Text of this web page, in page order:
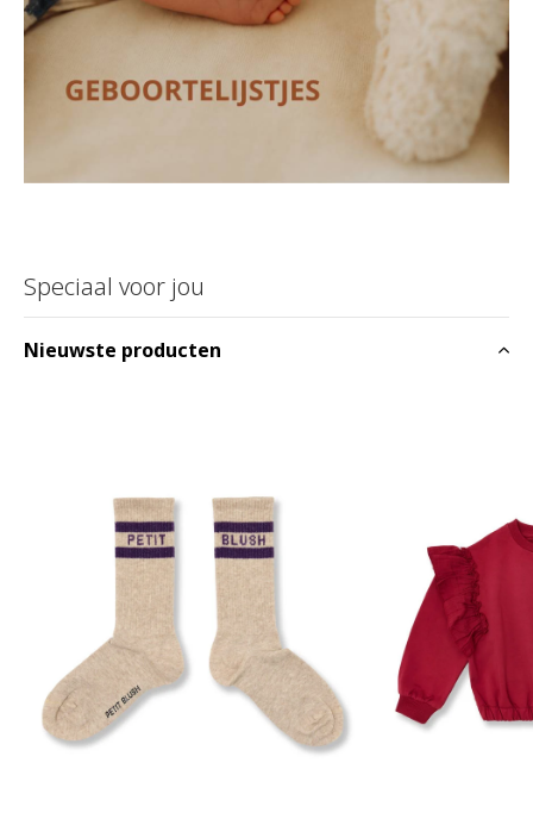
Speciaal voor jou
Nieuwste producten